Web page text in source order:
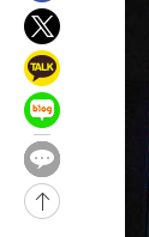
4시간 전 >
[속보]종
4시간 전 >
외신들
4시간 전 >
11시간
5시간 전 >
[속보]규
후임
-11162초 전 >
이
-8301초 전 >
미 사
향수정 (2보)
-7749초 전 >
[속보